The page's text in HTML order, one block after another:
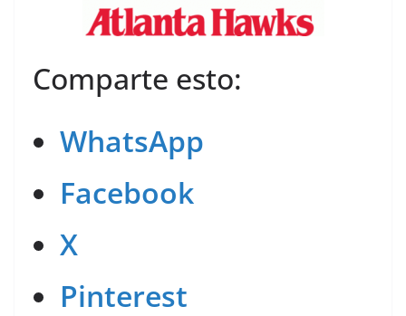
Comparte esto:
WhatsApp
Facebook
X
Pinterest